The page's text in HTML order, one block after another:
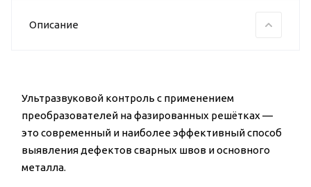
Описание
Ультразвуковой контроль с применением
преобразователей на фазированных решётках —
это современный и наиболее эффективный способ
выявления дефектов сварных швов и основного
металла.